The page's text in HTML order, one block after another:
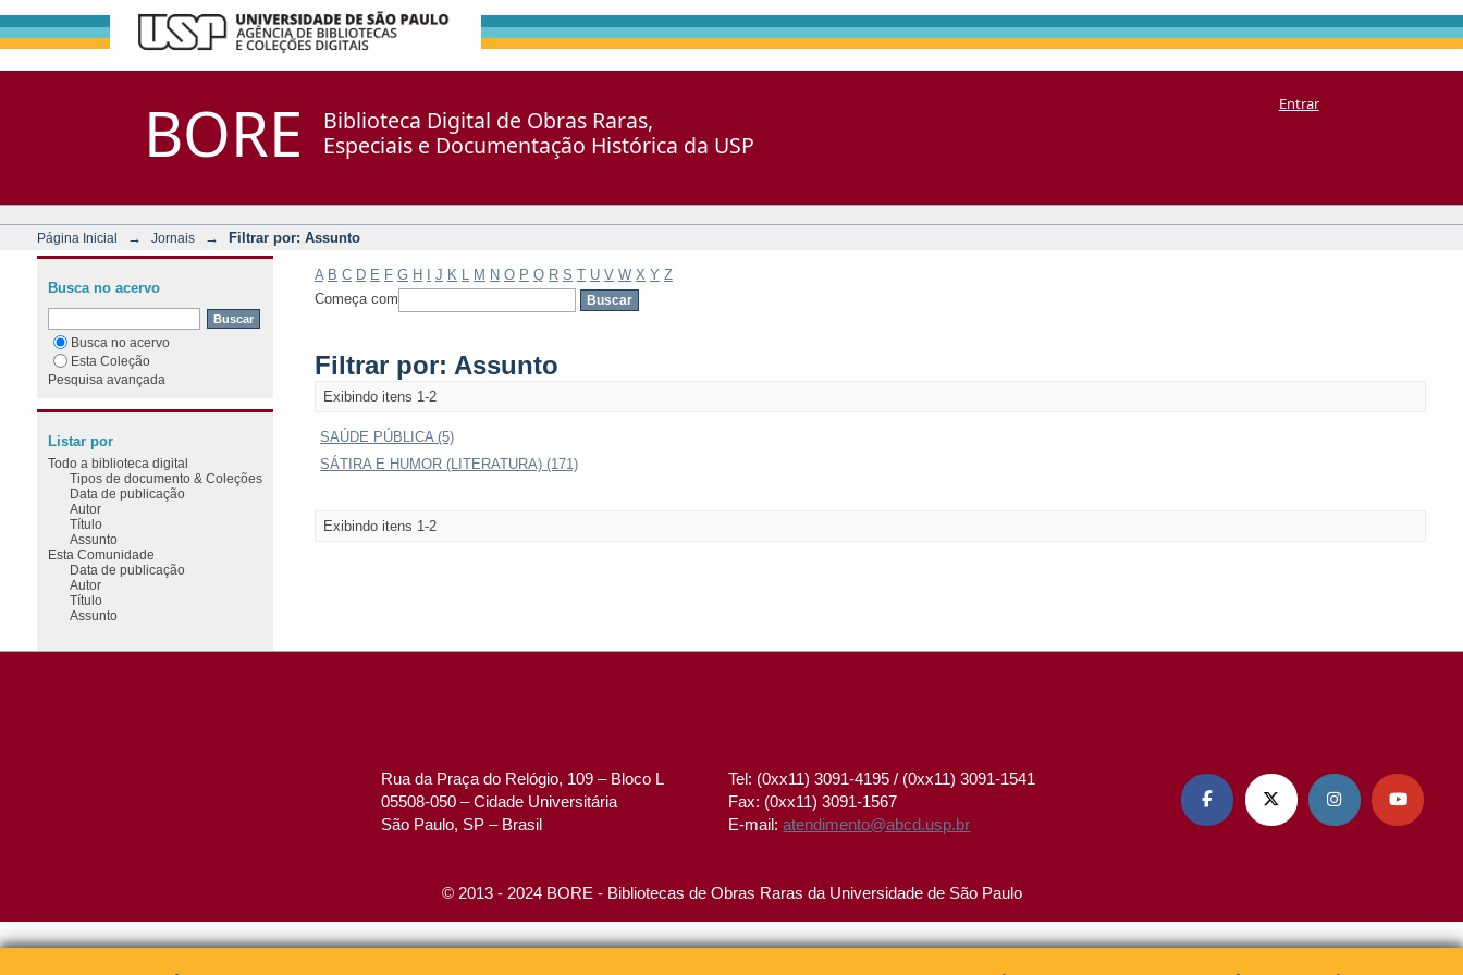
BORE
Biblioteca Digital de Obras Raras,
Especiais e Documentação Histórica da USP
Entrar
Página Inicial → Jornais → Filtrar por: Assunto
A B C D E F G H J K M N O P Q R S T U V W X Y Z
Começa com
Filtrar por: Assunto
Exibindo itens 1-2
SAÚDE PÚBLICA (5)
SÁTIRA E HUMOR (LITERATURA) (171)
Exibindo itens 1-2
Busca no acervo
Busca no acervo
Esta Coleção
Pesquisa avançada
Listar por
Todo a biblioteca digital
Tipos de documento & Coleções
Data de publicação
Autor
Título
Assunto
Esta Comunidade
Data de publicação
Autor
Título
Assunto
Rua da Praça do Relógio, 109 – Bloco L
05508-050 – Cidade Universitária
São Paulo, SP – Brasil
Tel: (0xx11) 3091-4195 / (0xx11) 3091-1541
Fax: (0xx11) 3091-1567
E-mail:atendimento@abcd.usp.br
   
© 2013 - 2024 BORE - Bibliotecas de Obras Raras da Universidade de São Paulo